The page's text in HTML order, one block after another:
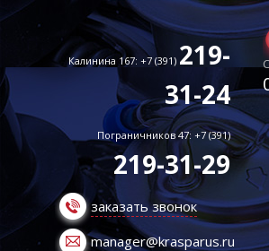
Калинина 167: +7 (391) 219-
31-24
Пограничников 47: +7 (391)
219-31-29
заказать звонок
manager@krasparus.ru